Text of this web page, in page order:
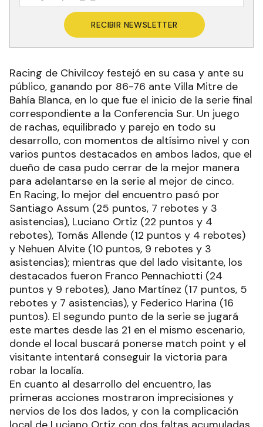
RECIBIR NEWSLETTER
Racing de Chivilcoy festejó en su casa y ante su
público, ganando por 86-76 ante Villa Mitre de
Bahía Blanca, en lo que fue el inicio de la serie final
correspondiente a la Conferencia Sur. Un juego
de rachas, equilibrado y parejo en todo su
desarrollo, con momentos de altísimo nivel y con
varios puntos destacados en ambos lados, que el
dueño de casa pudo cerrar de la mejor manera
para adelantarse en la serie al mejor de cinco.
En Racing, lo mejor del encuentro pasó por
Santiago Assum (25 puntos, 7 rebotes y 3
asistencias), Luciano Ortiz (22 puntos y 4
rebotes), Tomás Allende (12 puntos y 4 rebotes)
y Nehuen Alvite (10 puntos, 9 rebotes y 3
asistencias); mientras que del lado visitante, los
destacados fueron Franco Pennachiotti (24
puntos y 9 rebotes), Jano Martínez (17 puntos, 5
rebotes y 7 asistencias), y Federico Harina (16
puntos). El segundo punto de la serie se jugará
este martes desde las 21 en el mismo escenario,
donde el local buscará ponerse match point y el
visitante intentará conseguir la victoria para
robar la localía.
En cuanto al desarrollo del encuentro, las
primeras acciones mostraron imprecisiones y
nervios de los dos lados, y con la complicación